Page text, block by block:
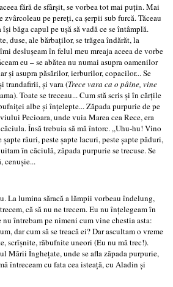
fără de sfârşit, se vorbea tot mai puţin. Mai
pe pereţi, ca şerpii sub furcă. Tăceau
băga capul pe uşă să vadă ce se întâmplă.
duse, ale bărbaţilor, se trăgea îndărăt, la
desluşeam în felul meu mreaja aceea de vorbe
eu – se abătea nu numai asupra oamenilor
şi asupra păsărilor, ierburilor, copacilor... Se
trandafirii, şi vara (Trece vara ca o pâine, vine
Toate se treceau... Cum stă scris şi în cărţile
albe şi înţelepte... Zăpada purpurie de pe
Pecioara, unde vuia Marea cea Rece, era
Însă trebuia să mă întorc. „Uhu-hu! Vino
şapte râuri, peste şapte lacuri, peste şapte păduri,
în căciulă, zăpada purpurie se trecuse. Se
cenuşie...
La lumina săracă a lămpii vorbeau îndelung,
că să nu ne trecem. Eu nu înţelegeam în
întrebam pe nimeni cum vine chestia asta:
dar cum să se treacă ei? Dar ascultam o vreme
scrîşnite, răbufnite uneori (Eu nu mă trec!).
Mării Îngheţate, unde se afla zăpada purpurie,
întreceam cu fata cea isteaţă, cu Aladin şi